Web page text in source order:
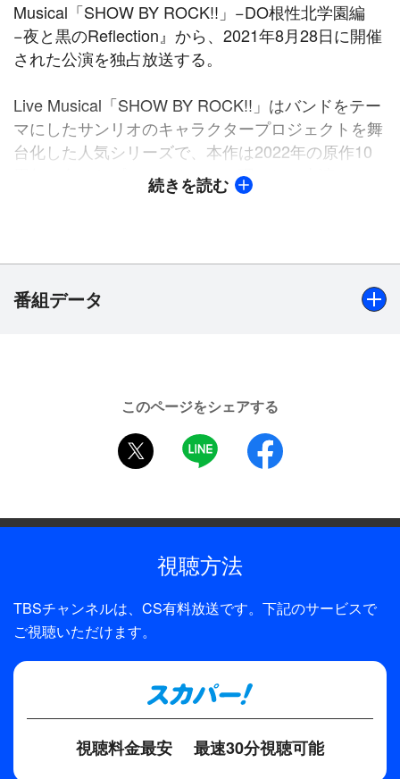
Musical「SHOW BY ROCK!!」−DO根性北学園編
−夜と黒のReflection』から、2021年8月28日に開催
された公演を独占放送する。
Live Musical「SHOW BY ROCK!!」はバンドをテー
マにしたサンリオのキャラクタープロジェクトを舞
台化した人気シリーズで、本作は2022年の原作10
周年に向けたプロジェクトの一環として上演。キャ
ストには坂田隆一郎、高橋怜也、武本悠佑、村上幸
ォーマンスでファンを魅了する。大ヒット作の世界
をぜひテレビで堪能しよう！
続きを読む
番組データ
坂田隆一郎、Hayato、高本 学、雷太／高橋怜也、田村升
ディレクター・監督
山崎 彬
原作
山崎 彬
このページをシェアする
twitter
LINE
視聴方法
TBSチャンネルは、CS有料放送です。下記のサービスで
ご視聴いただけます。
視聴料金最安 最速30分視聴可能